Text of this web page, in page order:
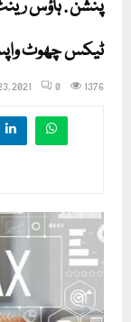
پنشن . ہاؤس
ٹیکس چھوٹ
2021 0 1376